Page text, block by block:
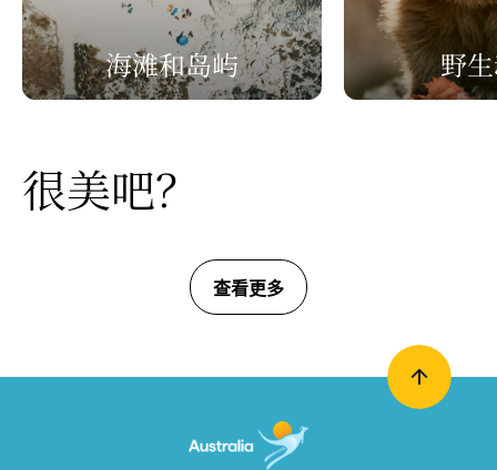
海滩和岛屿 野
很美吧？
查看更多